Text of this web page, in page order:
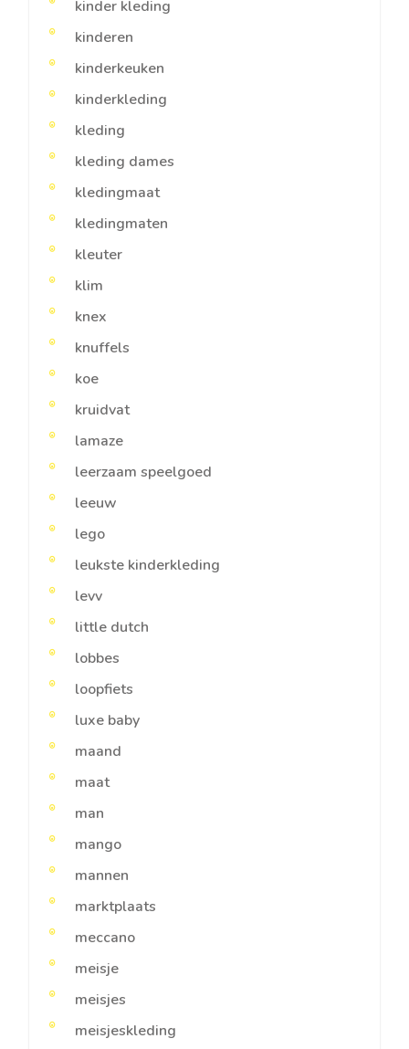
kinder kleding
kinderen
kinderkeuken
kinderkleding
kleding
kleding dames
kledingmaat
kledingmaten
kleuter
klim
knex
knuffels
koe
kruidvat
lamaze
leerzaam speelgoed
leeuw
lego
leukste kinderkleding
levv
little dutch
lobbes
loopfiets
luxe baby
maand
maat
man
mango
mannen
marktplaats
meccano
meisje
meisjes
meisjeskleding